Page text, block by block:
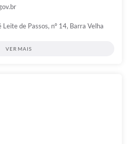
Leite de Passos, nº 14, Barra Velha
VER MAIS